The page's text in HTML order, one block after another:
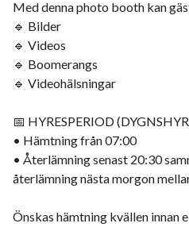
Med denna photo booth kan
🔹 Bilder
🔹 Videos
🔹 Boomerangs
🔹 Videohälsningar
📅 HYRESPERIOD
• Hämtning från 07:00
• Återlämning senast 20:30
återlämning nästa morgon
Önskas hämtning kvällen innan